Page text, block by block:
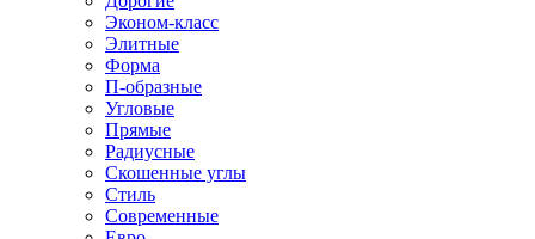
Эконом-класс
Элитные
Форма
П-образные
Угловые
Прямые
Радиусные
Скошенные углы
Стиль
Современные